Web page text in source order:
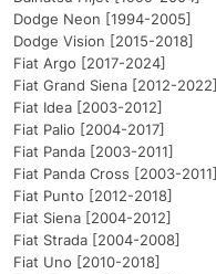
Dodge Neon [1994-2005]
Dodge Vision [2015-2018]
Fiat Argo [2017-2024]
Fiat Grand Siena [2012-2022]
Fiat Idea [2003-2012]
Fiat Palio [2004-2017]
Fiat Panda [2003-2011]
Fiat Panda Cross [2003-2011]
Fiat Punto [2012-2018]
Fiat Siena [2004-2012]
Fiat Strada [2004-2008]
Fiat Uno [2010-2018]